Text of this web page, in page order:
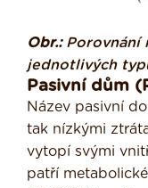
Obr.:Porovnání
jednotlivých
Pasivní dům
Název pasivní
tak nízkými
vytopí svými
patří